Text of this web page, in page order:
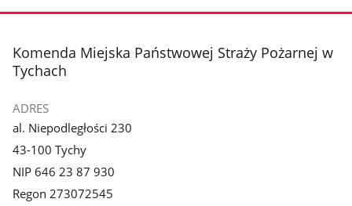
zdjęcie
galerii.
zdjęcie
galerii.
stopka
Komenda Miejska Państwowej Straży Pożarnej w
Tychach
ADRES
al. Niepodległości 230
43-100 Tychy
NIP 646 23 87 930
Regon 273072545